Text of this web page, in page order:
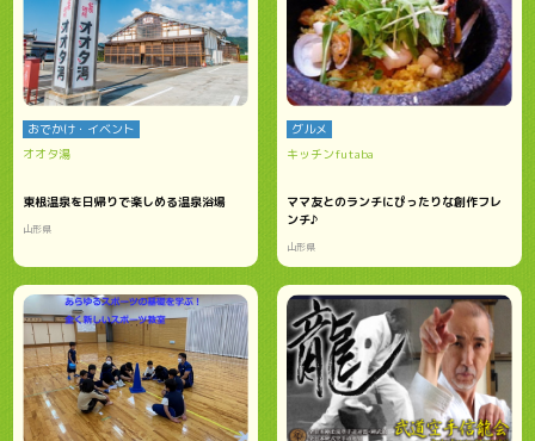
おでかけ・イベント
オオタ湯
東根温泉を日帰りで楽しめる温泉浴場
山形県
グルメ
キッチンfutaba
ママ友とのランチにぴったりな創作フレ
ンチ♪
山形県